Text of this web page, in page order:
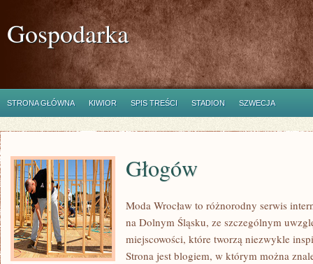
Gospodarka
STRONA GŁÓWNA KIWIOR SPIS TREŚCI STADION SZWECJA
Głogów
Moda Wrocław to różnorodny serwis
na Dolnym Śląsku, ze szczególnym
miejscowości, które tworzą niezwykle
Strona jest blogiem, w którym można